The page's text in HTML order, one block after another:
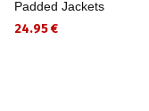
Padded Jackets
24.95 €